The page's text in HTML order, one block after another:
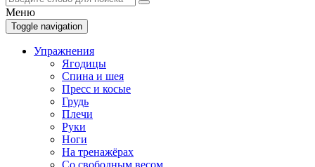
Меню
Toggle navigation
Упражнения
Ягодицы
Спина и шея
Пресс и косые
Грудь
Плечи
Руки
Ноги
На тренажёрах
Со свободным весом